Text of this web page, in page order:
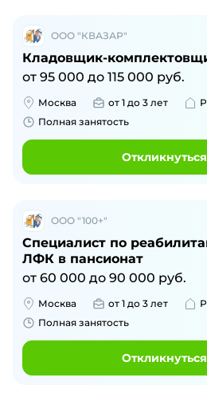
ООО "КВАЗАР"
Кладовщик-
от 95 000 до 115 000 руб.
Москва от 1 до 3 лет
Полная занятость
Откликнуться
ООО "100+"
Специалист по
ЛФК в пансионат
от 60 000 до 90 000 руб.
Москва от 1 до 3 лет
Полная занятость
Откликнуться